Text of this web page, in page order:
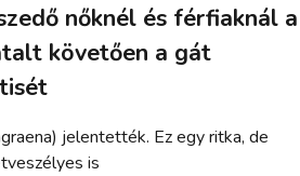
nőknél és férfiaknál a
követően a gát
jelentették. Ez egy ritka, de
is